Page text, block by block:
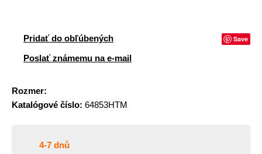
Pridať do obľúbených Save
Poslať známemu na e-mail
Rozmer:
Katalógové číslo: 64853HTM
4-7 dnů